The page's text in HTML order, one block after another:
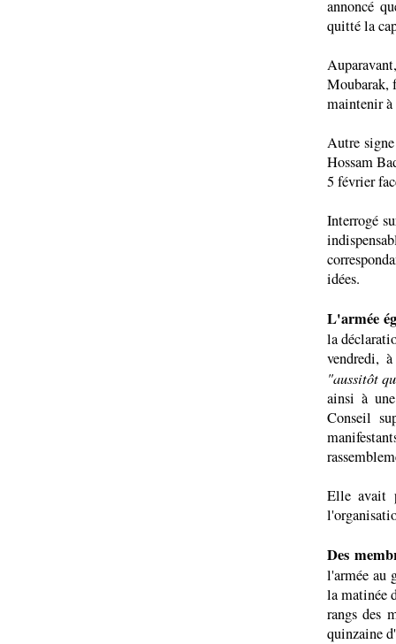
annoncé
quitté la
Moubarak,
maintenir à
Autre
Hossam
5 février
Interrogé
idées.
L'armée
la
vendredi,
"aussitôt
ainsi à
Conseil
Elle avait
Des
l'armée au
la matinée
rangs des
quinzaine